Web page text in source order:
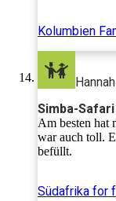
Kolumbien
Simba-Safari
Am besten hat
war auch toll.
befüllt.
Südafrika for